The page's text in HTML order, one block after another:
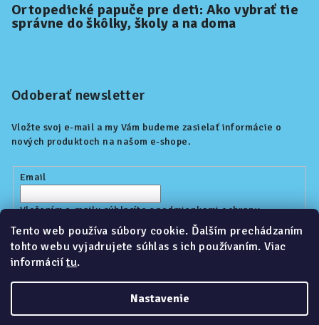
Tento web používa súbory cookie. Ďalším prechádzaním
tohto webu vyjadrujete súhlas s ich používaním. Viac
informáciítu.
Nastavenie
Ortopedické papuče pre deti: Ako vybrať tie
správne do škôlky, školy a na doma
Odoberať newsletter
Vložte svoj e-mail a my Vám budeme zasielať informácie o
nových produktoch na našom e-shope.
Email
Vložením e-mailu súhlasíte spodmienkami ochrany
osobných údajov
Prihlásiť sa